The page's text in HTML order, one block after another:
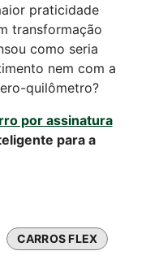
praticidade
transformação
como seria
nem com a
quilômetro?
por assinatura
para a
CARROS FLEX